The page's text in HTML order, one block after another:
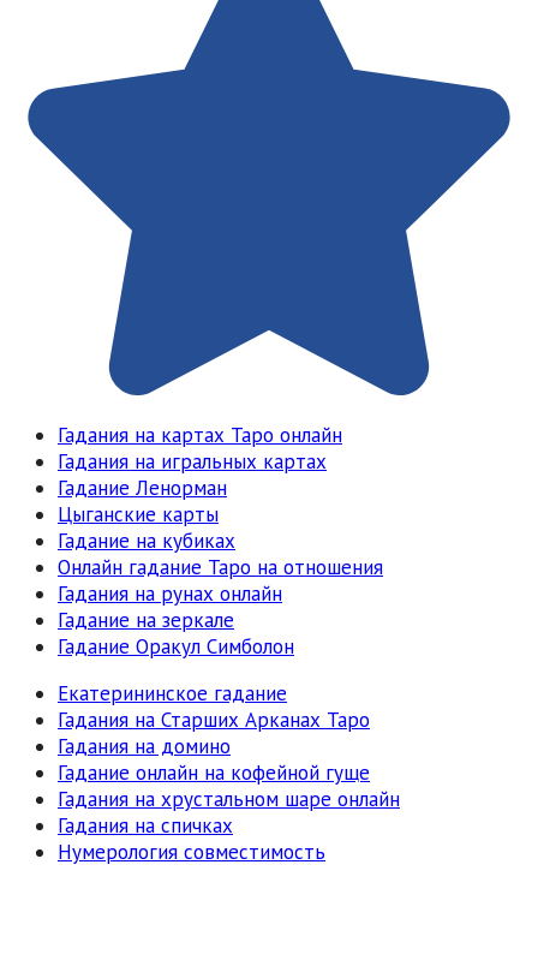
Гадания на картах Таро онлайн
Гадания на игральных картах
Гадание Ленорман
Цыганские карты
Гадание на кубиках
Онлайн гадание Таро на отношения
Гадания на рунах онлайн
Гадание на зеркале
Гадание Оракул Симболон
Екатерининское гадание
Гадания на Старших Арканах Таро
Гадания на домино
Гадание онлайн на кофейной гуще
Гадания на хрустальном шаре онлайн
Гадания на спичках
Нумерология совместимость